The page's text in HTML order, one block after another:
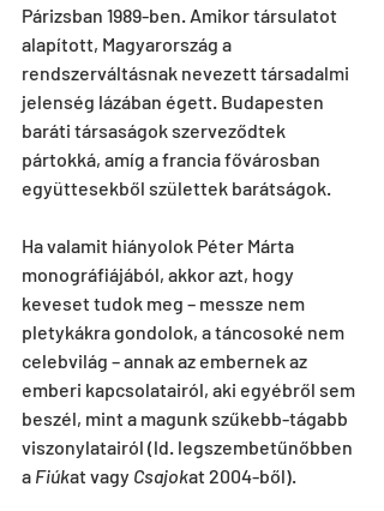
Párizsban 1989-ben. Amikor társulatot
alapított, Magyarország a
rendszerváltásnak nevezett társadalmi
jelenség lázában égett. Budapesten
baráti társaságok szerveződtek
pártokká, amíg a francia fővárosban
együttesekből születtek barátságok.
Ha valamit hiányolok Péter Márta
monográfiájából, akkor azt, hogy
keveset tudok meg – messze nem
pletykákra gondolok, a táncosoké nem
celebvilág – annak az embernek az
emberi kapcsolatairól, aki egyébről sem
beszél, mint a magunk szűkebb-tágabb
viszonylatairól (ld. legszembetűnőbben
a Fiúkat vagy Csajokat 2004-ből).